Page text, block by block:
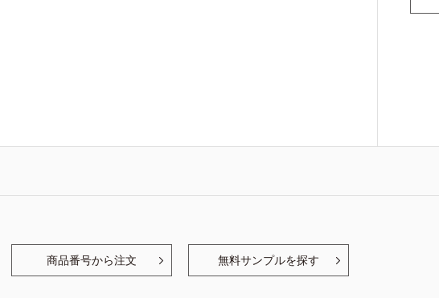
商品番号から注文 無料サンプルを探す